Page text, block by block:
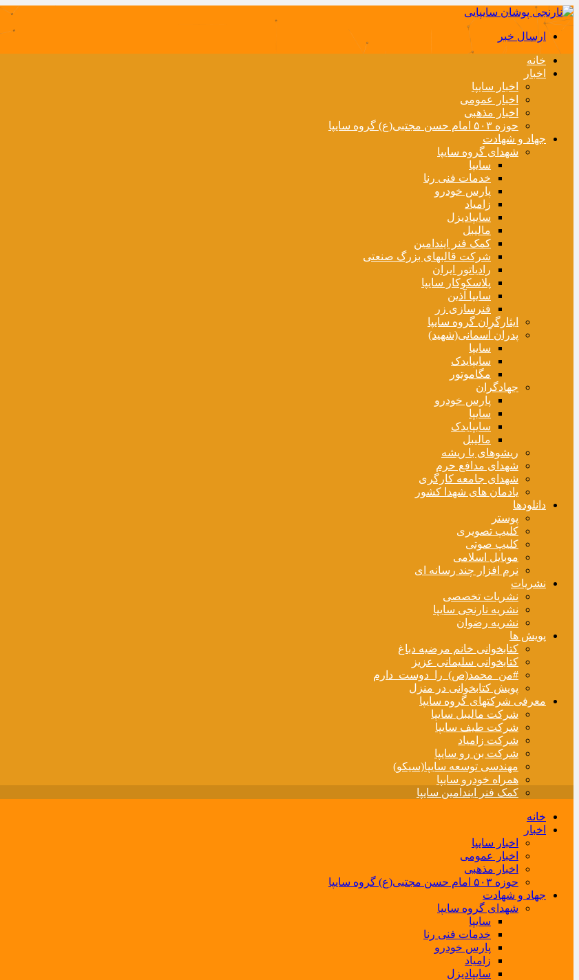
ارسال خبر
خانه
اخبار
اخبار سایپا
اخبار عمومی
اخبار مذهبی
حوزه ۵۰۳ امام حسن مجتبی(ع) گروه سایپا
جهاد و شهادت
شهدای گروه سایپا
سایپا
خدمات فنی رنا
پارس خودرو
زامیاد
سایپادیزل
مالیبل
کمک فنر ایندامین
شرکت قالبهای بزرگ صنعتی
رادیاتور ایران
پلاسکوکار سایپا
سایپا آذین
فنرسازی زر
ایثارگران گروه سایپا
پدران آسمانی(شهید)
سایپا
سایپایدک
مگاموتور
جهادگران
پارس خودرو
سایپا
سایپایدک
مالیبل
ریشوهای با ریشه
شهدای مدافع حرم
شهدای جامعه کارگری
یادمان های شهدا کشور
دانلودها
پوستر
کلیپ تصویری
کلیپ صوتی
موبایل اسلامی
نرم افزار چند رسانه ای
نشریات
نشریات تخصصی
نشریه نارنجی سایپا
نشریه رضوان
پویش ها
کتابخوانی خانم مرضیه دباغ
کتابخوانی سلیمانی عزیز
#من_محمد(ص)_را_دوست_دارم
پویش کتابخوانی در منزل
معرفی شرکتهای گروه سایپا
شرکت مالیبل سایپا
شرکت طیف سایپا
شرکت زامیاد
شرکت بن رو سایپا
مهندسی توسعه سایپا(سیکو)
همراه خودرو سایپا
کمک فنر ایندامین سایپا
خانه
اخبار
اخبار سایپا
اخبار عمومی
اخبار مذهبی
حوزه ۵۰۳ امام حسن مجتبی(ع) گروه سایپا
جهاد و شهادت
شهدای گروه سایپا
سایپا
خدمات فنی رنا
پارس خودرو
زامیاد
سایپادیزل